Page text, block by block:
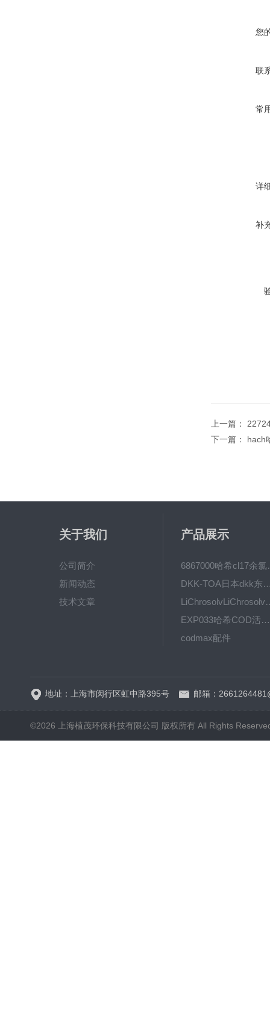
您
联
常
详
补
上一篇：
下一篇： hach
关于我们
公司简介
新闻动态
技术文章
产品展示
6867000
DKK-TOA日本dkk东亚电
EXP033哈希COD活塞泵价格 EXP033
codmax配件
地址：上海市闵行区虹中路395号 邮箱：
©2026 上海植茂环保科技有限公司 版权所有 All Rights